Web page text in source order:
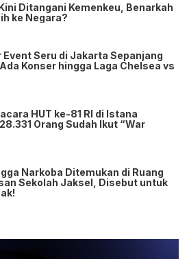
Ditangani Kemenkeu, Benarkah
ke Negara?
Seru di Jakarta Sepanjang
Konser hingga Laga Chelsea vs
HUT ke-81 RI di Istana
Orang Sudah Ikut “War
Narkoba Ditemukan di Ruang
Sekolah Jaksel, Disebut untuk